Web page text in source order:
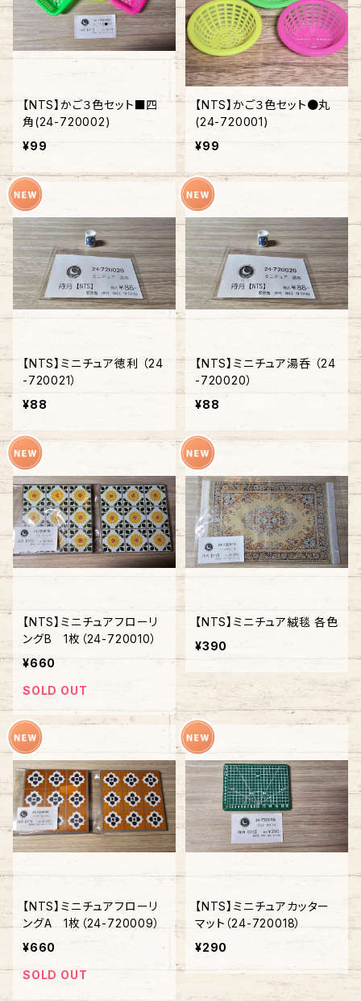
【NTS】かご３色セット■四
角(24-720002)
¥99
【NTS】かご３色セット●丸
(24-720001)
¥99
【NTS】ミニチュア徳利 （24
-720021）
¥88
【NTS】ミニチュア湯呑 （24
-720020）
¥88
【NTS】ミニチュアフローリ
ングB 1枚（24-720010）
¥660
SOLD OUT
【NTS】ミニチュア絨毯 各色
¥390
【NTS】ミニチュアフローリ
ングA 1枚（24-720009）
¥660
SOLD OUT
【NTS】ミニチュアカッター
マット（24-720018）
¥290